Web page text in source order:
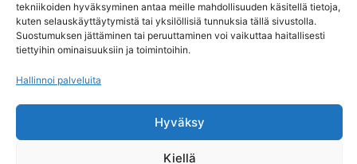
tekniikoiden hyväksyminen antaa meille mahdollisuuden käsitellä tietoja,
kuten selauskäyttäytymistä tai yksilöllisiä tunnuksia tällä sivustolla.
Suostumuksen jättäminen tai peruuttaminen voi vaikuttaa haitallisesti
tiettyihin ominaisuuksiin ja toimintoihin.
Hallinnoi palveluita
Hyväksy
Kiellä
+358 45 783 386 85
MA-PE 10-14 Huom! Emme voi ottaa palautus ilmoituksia vastaan
puhelimitse.